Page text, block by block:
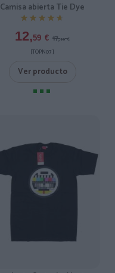
Camisa abierta Tie Dye
★★★★★
★★★★★
12,59 € 17,99 €
[TOPN07 ]
Ver producto